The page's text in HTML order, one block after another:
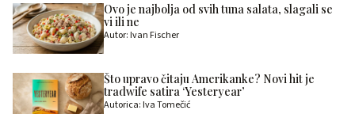
Ovo je najbolja od svih tuna salata, slagali se
vi ili ne
Autor: Ivan Fischer
Što upravo čitaju Amerikanke? Novi hit je
tradwife satira ‘Yesteryear’
Autorica: Iva Tomečić